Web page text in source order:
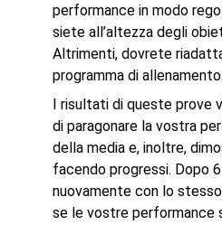
performance in modo
siete all’altezza degli
Altrimenti, dovrete
programma di allenamento.
I risultati di queste prove
di paragonare la vostra
della media e, inoltre,
facendo progressi. Dopo
nuovamente con lo
se le vostre performance